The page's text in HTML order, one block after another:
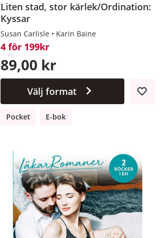
Liten stad, stor kärlek/Ordination:
Kyssar
Susan Carlisle Karin Baine
4 för 199kr
89,00 kr
Välj format
Pocket E-bok